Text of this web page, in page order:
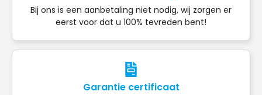
Bij ons is een aanbetaling niet nodig, wij zorgen er
eerst voor dat u 100% tevreden bent!
Garantie certificaat